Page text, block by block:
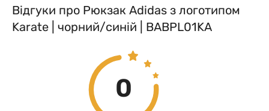
Відгуки про Рюкзак Adidas з логотипом
Karate | чорний/синій | BABPL01KA
0